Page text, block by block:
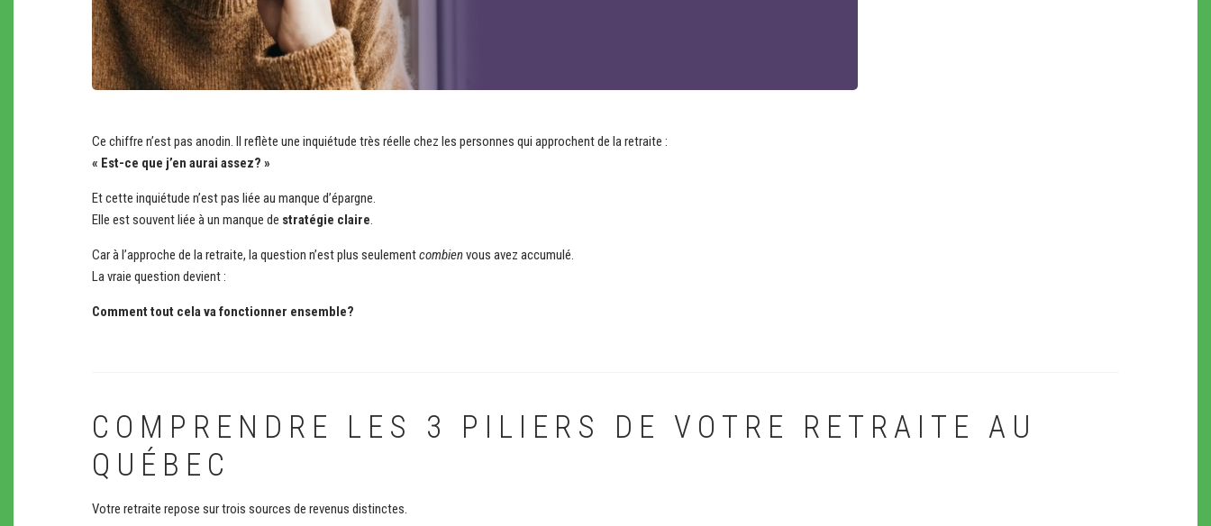
Ce chiffre n’est pas anodin. Il reflète une inquiétude très réelle chez les personnes qui approchent de la retraite :
« Est-ce que j’en aurai assez? »
Et cette inquiétude n’est pas liée au manque d’épargne.
Elle est souvent liée à un manque de stratégie claire.
Car à l’approche de la retraite, la question n’est plus seulementcombienvous avez accumulé.
La vraie question devient :
Comment tout cela va fonctionner ensemble?
COMPRENDRE LES 3 PILIERS DE VOTRE RETRAITE AU
QUÉBEC
Votre retraite repose sur trois sources de revenus distinctes.